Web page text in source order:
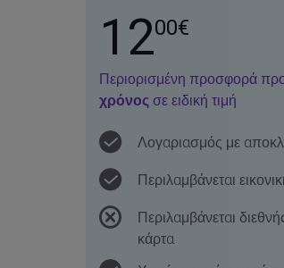
1200€
Περιορισμένη προσφορά
χρόνοςσε ειδική τιμή
Λογαριασμός με
Περιλαμβάνεται
Περιλαμβάνεται
κάρτα